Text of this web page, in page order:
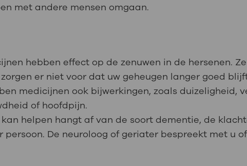
met andere mensen omgaan.
hebben effect op de zenuwen in de hersenen.
er niet voor dat uw geheugen langer goed
medicijnen ook bijwerkingen, zoals duizeligheid,
of hoofdpijn.
helpen hangt af van de soort dementie, de
persoon. De neuroloog of geriater bespreekt met u